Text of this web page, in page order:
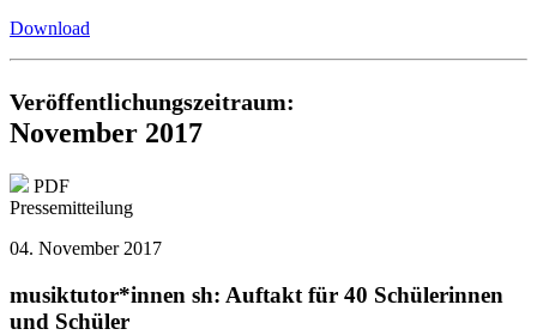
Download
Veröffentlichungszeitraum:
November 2017
PDF
Pressemitteilung
04. November 2017
musiktutor*innen sh: Auftakt für 40 Schülerinnen
und Schüler